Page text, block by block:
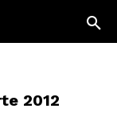
2012